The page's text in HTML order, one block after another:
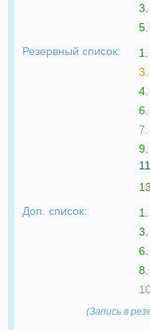
3.
5.
Резервный список:
1.
3.
4.
6.
9.
11.
Доп. список:
1.
3.
6.
8.
(Запись в